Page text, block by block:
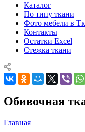
Каталог
По типу ткани
Фото мебели в
Контакты
Остатки Excel
Стежка ткани
Обивочная
Главная